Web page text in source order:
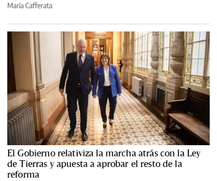
María Cafferata
El Gobierno relativiza la marcha atrás con la Ley
de Tierras y apuesta a aprobar el resto de la
reforma